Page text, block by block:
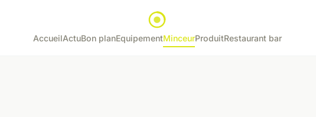
AccueilActuBon planEquipementMinceurProduitRestaurant bar